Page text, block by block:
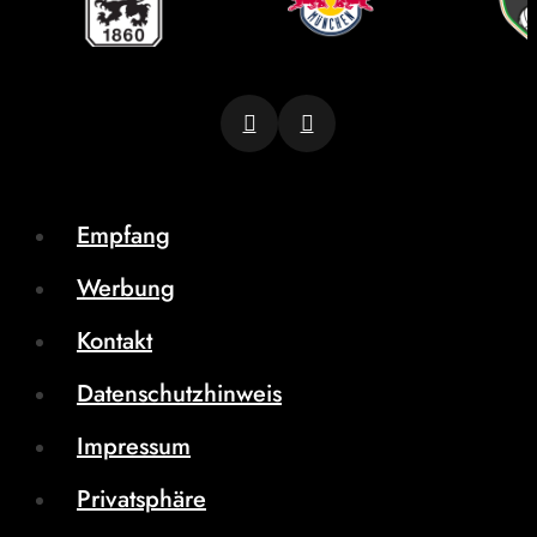
Empfang
Werbung
Kontakt
Datenschutzhinweis
Impressum
Privatsphäre